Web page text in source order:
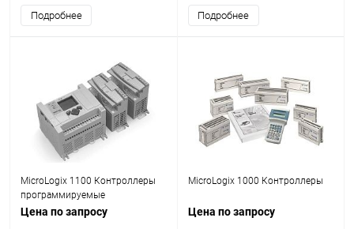
Подробнее Подробнее
MicroLogix 1100 Контроллеры
программируемые
Цена по запросу
MicroLogix 1000 Контроллеры
Цена по запросу